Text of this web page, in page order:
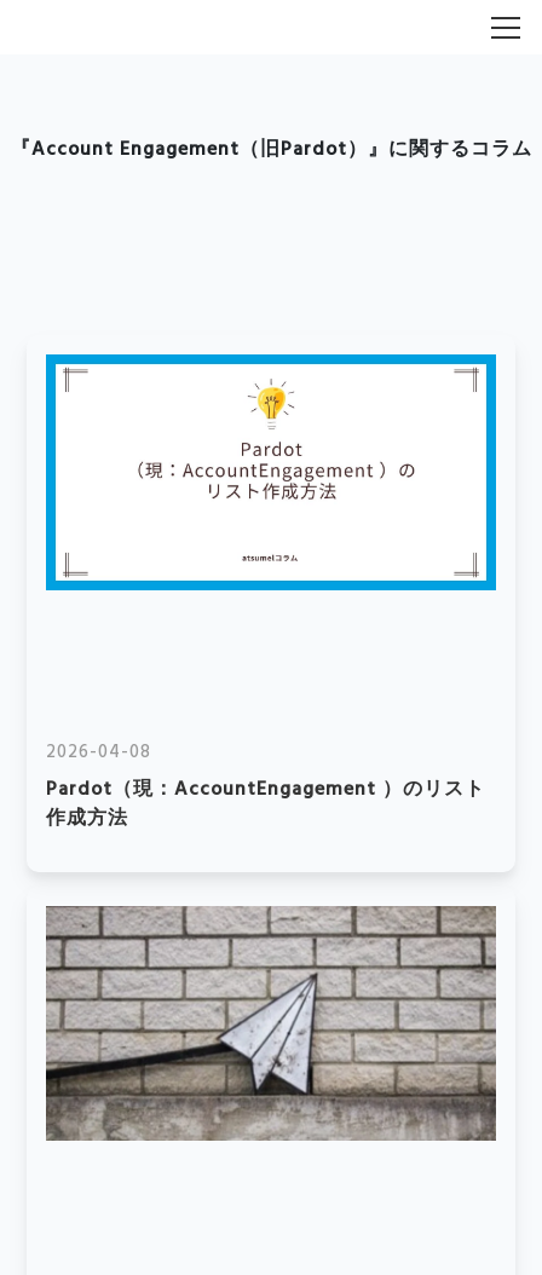
『Account Engagement（旧Pardot）』に関するコラム
2026-04-08
Pardot（現：AccountEngagement ）のリスト
作成方法